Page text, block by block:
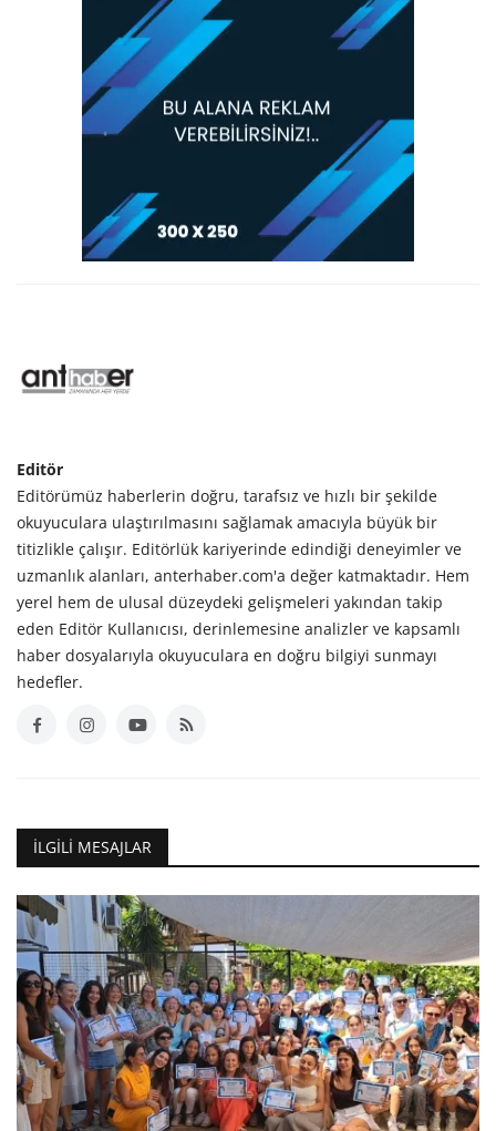
Editör
Editörümüz haberlerin doğru, tarafsız ve hızlı bir şekilde
okuyuculara ulaştırılmasını sağlamak amacıyla büyük bir
titizlikle çalışır. Editörlük kariyerinde edindiği deneyimler ve
uzmanlık alanları, anterhaber.com'a değer katmaktadır. Hem
yerel hem de ulusal düzeydeki gelişmeleri yakından takip
eden Editör Kullanıcısı, derinlemesine analizler ve kapsamlı
haber dosyalarıyla okuyuculara en doğru bilgiyi sunmayı
hedefler.
İLGILI MESAJLAR